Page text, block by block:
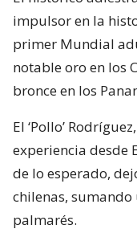
impulsor en la
primer Mundial
notable oro en los
bronce en los
El ‘Pollo’
experiencia desde
de lo esperado,
chilenas,
palmarés.